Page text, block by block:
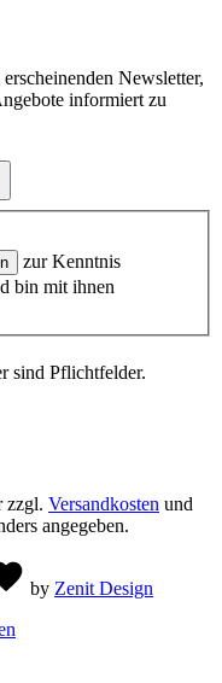
Newsletter,
informiert zu
zur Kenntnis
bin mit ihnen
sind Pflichtfelder.
zzgl. Versandkosten und
angegeben.
by Zenit Design